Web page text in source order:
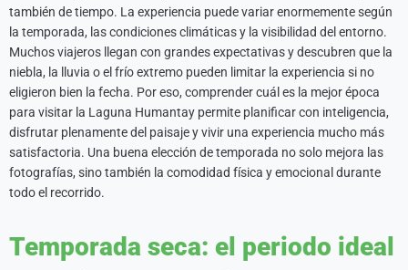
también de tiempo. La experiencia puede variar enormemente según
la temporada, las condiciones climáticas y la visibilidad del entorno.
Muchos viajeros llegan con grandes expectativas y descubren que la
niebla, la lluvia o el frío extremo pueden limitar la experiencia si no
eligieron bien la fecha. Por eso, comprender cuál es la mejor época
para visitar la Laguna Humantay permite planificar con inteligencia,
disfrutar plenamente del paisaje y vivir una experiencia mucho más
satisfactoria. Una buena elección de temporada no solo mejora las
fotografías, sino también la comodidad física y emocional durante
todo el recorrido.
Temporada seca: el periodo ideal